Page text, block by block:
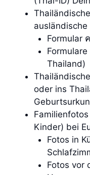
Formular
Thailand)
oder ins
Kinder) bei
Fotos in
Fotos vor